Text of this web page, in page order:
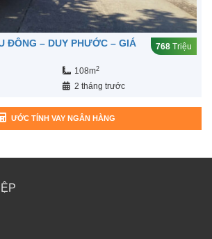
ĐÔNG – DUY PHƯỚC – GIÁ
768 Triệu
108m2
2 tháng trước
ƯỚC TÍNH VAY NGÂN HÀNG